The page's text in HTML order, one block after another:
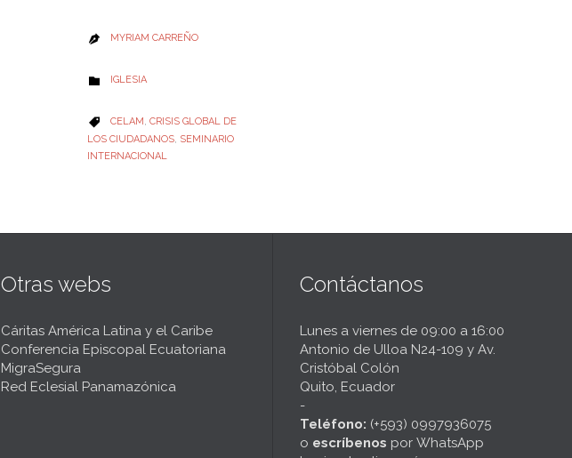
 MYRIAM CARREÑO
 CATEGORY
IGLESIA
 CATEGORY
CELAM , CRISIS GLOBAL DE
LOS CIUDADANOS, SEMINARIO
INTERNACIONAL
Otras webs
Cáritas América Latina y el Caribe
Conferencia Episcopal Ecuatoriana
MigraSegura
Red Eclesial Panamazónica
Contáctanos
Lunes a viernes de 09:00 a 16:00
Antonio de Ulloa N24-109 y Av.
Cristóbal Colón
Quito, Ecuador
-
Teléfono: (+593) 0997936075
o escríbenos por WhatsApp